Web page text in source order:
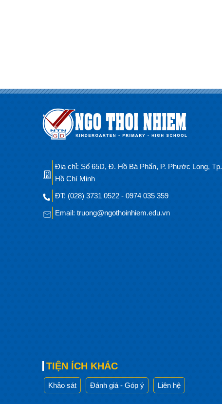
Địa chỉ: Số 65D, Đ. Hồ Bá Phấn, P. Phước Long, Tp.
Hồ Chí Minh
ĐT: (028) 3731 0522 - 0974 035 359
Email: truong@ngothoinhiem.edu.vn
TIỆN ÍCH KHÁC
Khảo sát Đánh giá - Góp ý Liên hệ